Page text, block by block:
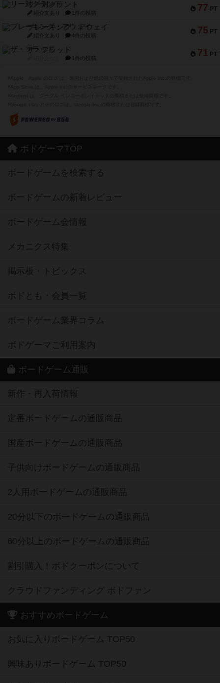
77 PT
リー対グラント
紹介文あり 1件の投稿
75 PT
ブレーキング・アウェイ
紹介文あり 4件の投稿
71 PT
ザ・フラッド
1件の投稿
ボドゲーマTOP
ボードゲームを検索する
ボードゲームの新着レビュー
ボードゲーム会情報
メカニクス特集
掲示板・トピックス
ボドとも・会員一覧
ボードゲーム業界コラム
ボドゲーマご利用案内
ボードゲーム通販
新作・再入荷情報
定番ボードゲームの通販商品
国産ボードゲームの通販商品
子供向けボードゲームの通販商品
2人用ボードゲームの通販商品
20分以下のボードゲームの通販商品
60分以上のボードゲームの通販商品
割引購入！ボドクーポンについて
クラウドファンディング ボドファン
おすすめボードゲーム
お気に入りボードゲーム TOP50
興味ありボードゲーム TOP50